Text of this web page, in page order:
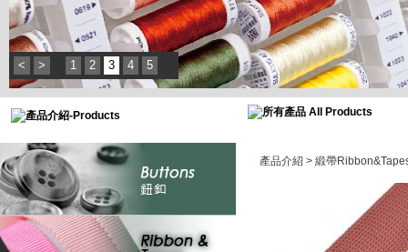
< > 1 2 3 4 5
產品介紹 > 緞帶